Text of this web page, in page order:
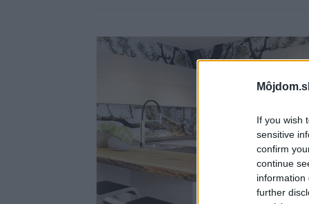
If you wish
sensitive
confirm
continue
information
further